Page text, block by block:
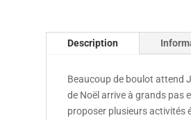
Description
Beaucoup de boulot attend
de Noël arrive à grands pas
proposer plusieurs activités